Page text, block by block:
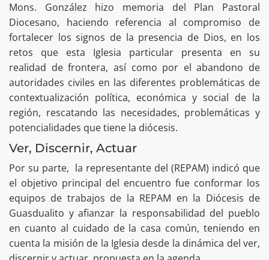
Mons. González hizo memoria del Plan Pastoral
Diocesano, haciendo referencia al compromiso de
fortalecer los signos de la presencia de Dios, en los
retos que esta Iglesia particular presenta en su
realidad de frontera, así como por el abandono de
autoridades civiles en las diferentes problemáticas de
contextualización política, económica y social de la
región, rescatando las necesidades, problemáticas y
potencialidades que tiene la diócesis.
Ver, Discernir, Actuar
Por su parte, la representante del (REPAM) indicó que
el objetivo principal del encuentro fue conformar los
equipos de trabajos de la REPAM en la Diócesis de
Guasdualito y afianzar la responsabilidad del pueblo
en cuanto al cuidado de la casa común, teniendo en
cuenta la misión de la Iglesia desde la dinámica del ver,